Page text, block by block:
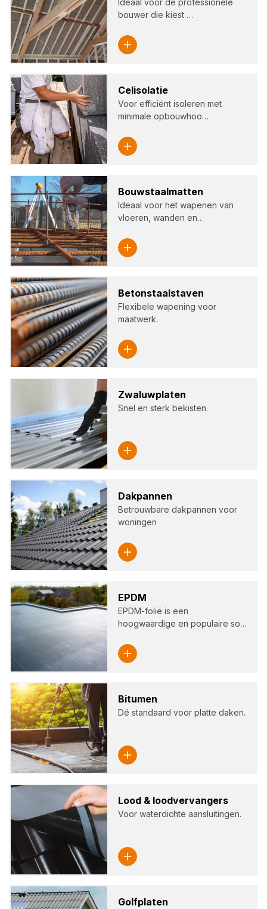
bouwer die kiest …
Cel­iso­la­tie
Voor efficiënt isoleren met
minimale opbouwhoo…
Bouw­staal­mat­ten
Ideaal voor het wapenen van
vloeren, wanden en…
Beton­staal­sta­ven
Flexibele wapening voor
maatwerk.
Zwa­luw­pla­ten
Snel en sterk bekisten.
Dak­pan­nen
Betrouwbare dakpannen voor
woningen
EPDM
EPDM-folie is een
hoogwaardige en populaire so…
Bitu­men
Dé standaard voor platte daken.
Lood & lood­ver­van­gers
Voor waterdichte aansluitingen.
Golf­pla­ten